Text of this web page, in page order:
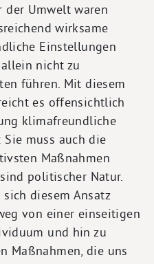
der Umwelt waren
wirksame
Einstellungen
nicht zu
führen. Mit diesem
es offensichtlich
klimafreundliche
muss auch die
Maßnahmen
politischer Natur.
diesem Ansatz
von einer einseitigen
und hin zu
Maßnahmen, die uns